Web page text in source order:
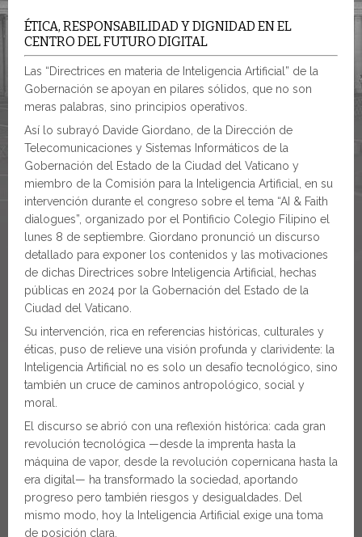
ÉTICA, RESPONSABILIDAD Y DIGNIDAD EN EL
CENTRO DEL FUTURO DIGITAL
Las “Directrices en materia de Inteligencia Artificial” de la
Gobernación se apoyan en pilares sólidos, que no son
meras palabras, sino principios operativos.
Así lo subrayó Davide Giordano, de la Dirección de
Telecomunicaciones y Sistemas Informáticos de la
Gobernación del Estado de la Ciudad del Vaticano y
miembro de la Comisión para la Inteligencia Artificial, en su
intervención durante el congreso sobre el tema “AI & Faith
dialogues”, organizado por el Pontificio Colegio Filipino el
lunes 8 de septiembre. Giordano pronunció un discurso
detallado para exponer los contenidos y las motivaciones
de dichas Directrices sobre Inteligencia Artificial, hechas
públicas en 2024 por la Gobernación del Estado de la
Ciudad del Vaticano.
Su intervención, rica en referencias históricas, culturales y
éticas, puso de relieve una visión profunda y clarividente: la
Inteligencia Artificial no es solo un desafío tecnológico, sino
también un cruce de caminos antropológico, social y
moral.
El discurso se abrió con una reflexión histórica: cada gran
revolución tecnológica —desde la imprenta hasta la
máquina de vapor, desde la revolución copernicana hasta la
era digital— ha transformado la sociedad, aportando
progreso pero también riesgos y desigualdades. Del
mismo modo, hoy la Inteligencia Artificial exige una toma
de posición clara.